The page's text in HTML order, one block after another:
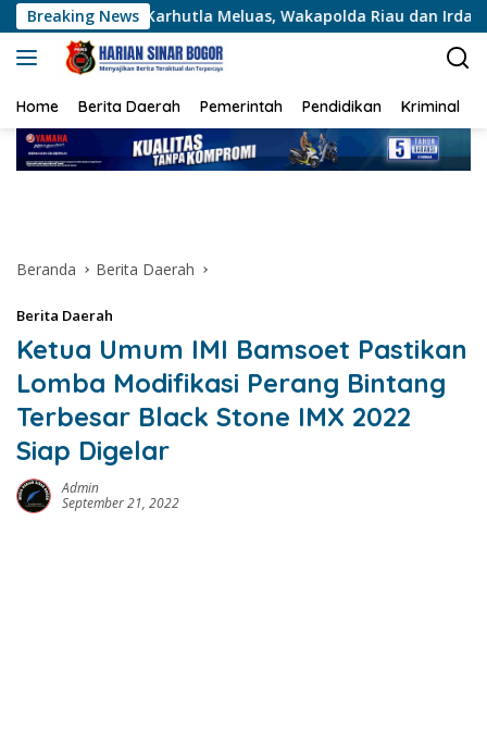
Langsung
ke
konten
Breaking News
Meluas, Wakapolda Riau dan Irdam XIX/TT Turun
Home Berita Daerah Pemerintah Pendidikan Kriminal
Beranda Berita Daerah
Berita Daerah
Ketua Umum IMI Bamsoet Pastikan
Lomba Modifikasi Perang Bintang
Terbesar Black Stone IMX 2022
Siap Digelar
Admin
September 21, 2022